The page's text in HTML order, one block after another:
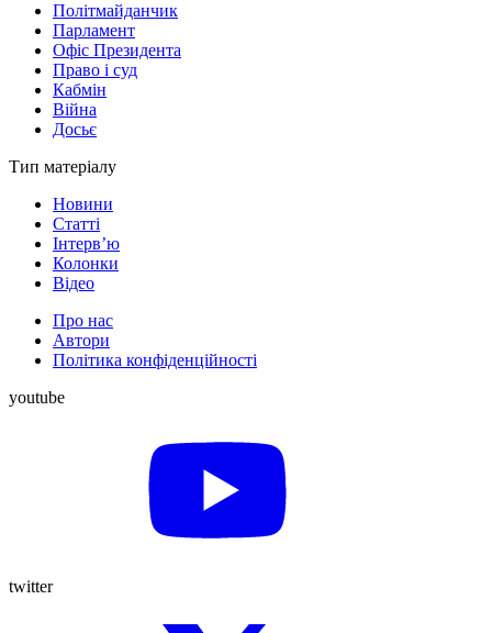
Політмайданчик
Парламент
Офіс Президента
Право і суд
Кабмін
Війна
Досьє
Тип матеріалу
Новини
Статті
Інтерв’ю
Колонки
Відео
Про нас
Автори
Політика конфіденційності
youtube
twitter